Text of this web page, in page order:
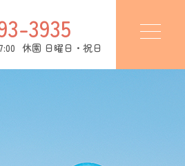
3935
休園 日曜日・祝日